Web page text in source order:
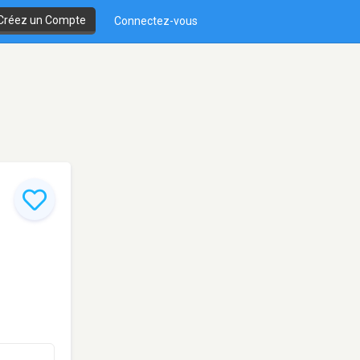
un Compte Connectez-vous